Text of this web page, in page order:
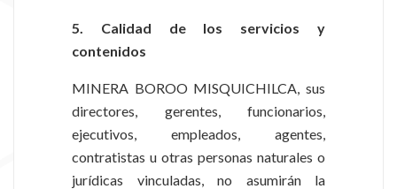
5. Calidad de los servicios y
contenidos
MINERA BOROO MISQUICHILCA, sus
directores, gerentes, funcionarios,
ejecutivos, empleados, agentes,
contratistas u otras personas naturales o
jurídicas vinculadas, no asumirán la